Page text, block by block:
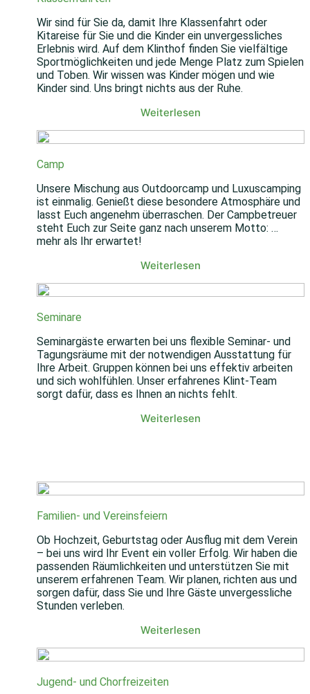
Wir sind für Sie da, damit Ihre Klassenfahrt oder
Kitareise für Sie und die Kinder ein unvergessliches
Erlebnis wird. Auf dem Klinthof finden Sie vielfältige
Sportmöglichkeiten und jede Menge Platz zum Spielen
und Toben. Wir wissen was Kinder mögen und wie
Kinder sind. Uns bringt nichts aus der Ruhe.
Weiterlesen
Camp
Unsere Mischung aus Outdoorcamp und Luxuscamping
ist einmalig. Genießt diese besondere Atmosphäre und
lasst Euch angenehm überraschen. Der Campbetreuer
steht Euch zur Seite ganz nach unserem Motto: …
mehr als Ihr erwartet!
Weiterlesen
Seminare
Seminargäste erwarten bei uns flexible Seminar- und
Tagungsräume mit der notwendigen Ausstattung für
Ihre Arbeit. Gruppen können bei uns effektiv arbeiten
und sich wohlfühlen. Unser erfahrenes Klint-Team
sorgt dafür, dass es Ihnen an nichts fehlt.
Weiterlesen
Familien- und Vereinsfeiern
Ob Hochzeit, Geburtstag oder Ausflug mit dem Verein
– bei uns wird Ihr Event ein voller Erfolg. Wir haben die
passenden Räumlichkeiten und unterstützen Sie mit
unserem erfahrenen Team. Wir planen, richten aus und
sorgen dafür, dass Sie und Ihre Gäste unvergessliche
Stunden verleben.
Weiterlesen
Jugend- und Chorfreizeiten